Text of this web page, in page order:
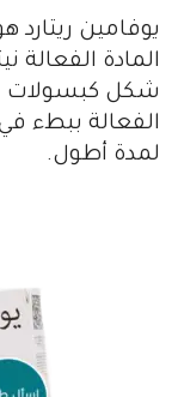
يوفامين
المادة الفعالة
شكل كبسولات
الفعالة ببطء
لمدة أطول.